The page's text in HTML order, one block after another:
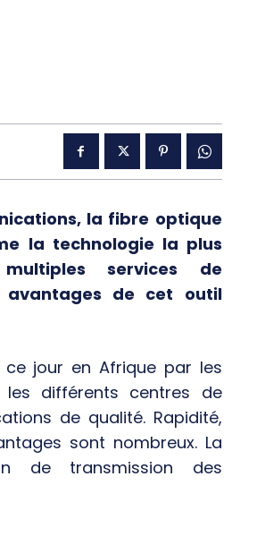
la fibre optique
la technologie la plus
services de
avantages de cet outil
jour en Afrique par les
les différents centres de
de qualité. Rapidité,
sont nombreux. La
de transmission des